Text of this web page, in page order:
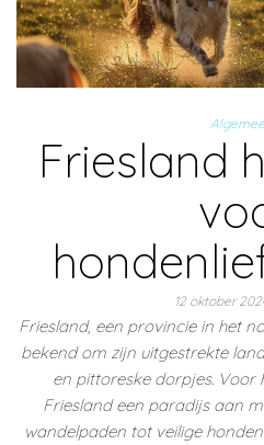
Friesland
12 oktober
Friesland, een provincie in het
bekend om zijn uitgestrekte
en pittoreske dorpjes. Voor
Friesland een paradijs aan
wandelpaden tot veilige